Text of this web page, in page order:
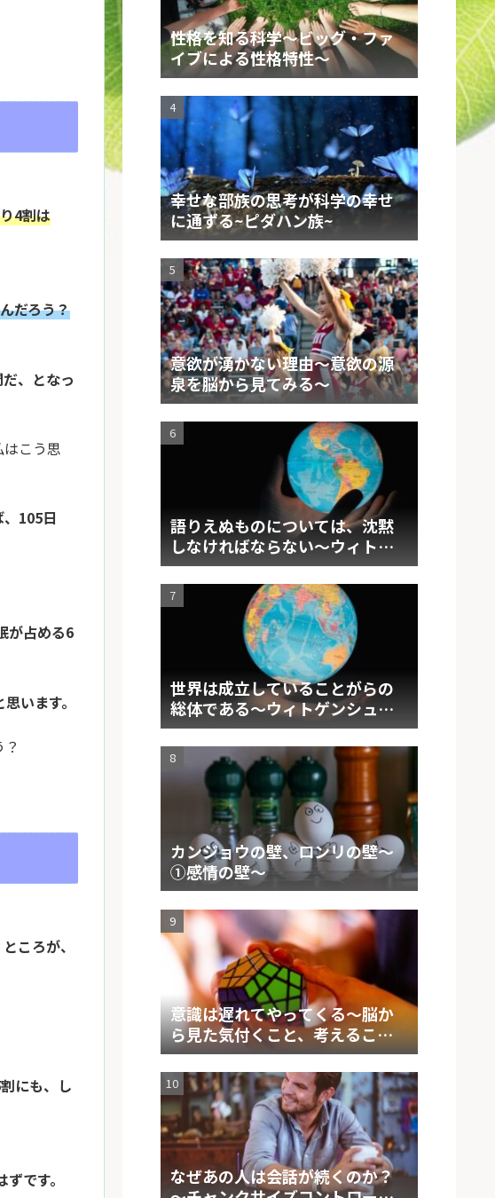
4割は
だろう？
、となっ
こう思
105日
が占める6
います。
ところが、
にも、し
です。
性格を知る科学～ビッグ・ファ
イブによる性格特性～
幸せな部族の思考が科学の幸せ
に通ずる~ピダハン族~
意欲が湧かない理由～意欲の源
泉を脳から見てみる～
語りえぬものについては、沈黙
しなければならない～ウィトゲ
ンシュタイン 『論理哲学論
考』要約②～
世界は成立していることがらの
総体である～ウィトゲンシュタ
イン 『論理哲学論考』要約①～
カンジョウの壁、ロンリの壁～
①感情の壁～
意識は遅れてやってくる～脳か
ら見た気付くこと、考えること
の仕組み～
なぜあの人は会話が続くのか？